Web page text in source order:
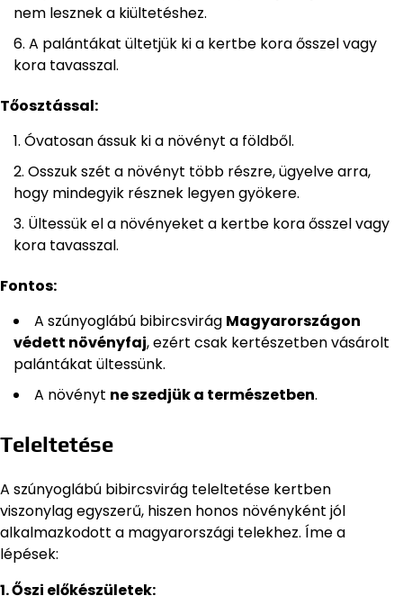
nem lesznek a kiültetéshez.
A palántákat ültetjük ki a kertbe kora ősszel vagy
kora tavasszal.
Tőosztással:
Óvatosan ássuk ki a növényt a földből.
Osszuk szét a növényt több részre, ügyelve arra,
hogy mindegyik résznek legyen gyökere.
Ültessük el a növényeket a kertbe kora ősszel vagy
kora tavasszal.
Fontos:
A szúnyoglábú bibircsvirág Magyarországon
védett növényfaj, ezért csak kertészetben vásárolt
palántákat ültessünk.
A növényt ne szedjük a természetben.
Teleltetése
A szúnyoglábú bibircsvirág teleltetése kertben
viszonylag egyszerű, hiszen honos növényként jól
alkalmazkodott a magyarországi telekhez. Íme a
lépések:
1. Őszi előkészületek: